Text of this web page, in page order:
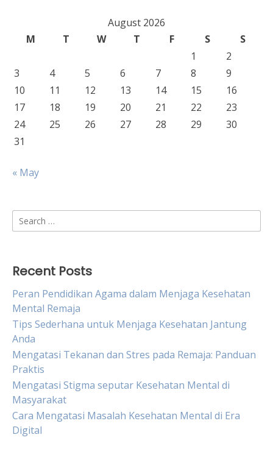
August 2026
M
T W T F S
S
1
2
3
4 5 6 7 8
9
10
11 12 13 14 15
16
17
18 19 20 21 22
23
24
25 26 27 28 29
30
31
« May
Search
for:
Recent Posts
Peran Pendidikan Agama dalam Menjaga Kesehatan
Mental Remaja
Tips Sederhana untuk Menjaga Kesehatan Jantung
Anda
Mengatasi Tekanan dan Stres pada Remaja: Panduan
Praktis
Mengatasi Stigma seputar Kesehatan Mental di
Masyarakat
Cara Mengatasi Masalah Kesehatan Mental di Era
Digital